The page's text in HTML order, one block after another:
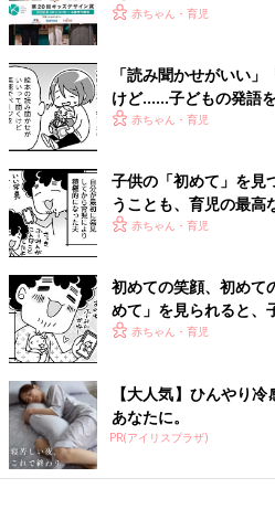
代の子育てを具体的に楽しいも
している。著書に『保育士おと
い子育て」』(PHP研究所）があ
「子育ては楽しめるようになる
子”を目指すやより、”かわいい子
い。きっと子育てが楽しくなりま
※この記事は「たまひよコラム」で
赤ちゃん・育児
「読み聞かせがいい
けど……子どもの発語
う子育て ＃64』
赤ちゃん・育児
子供の「初めて」を見
うことも、育児の最高
＃52』
赤ちゃん・育児
初めての笑顔、初め
めて」を見られると、
『ふうふう子育て ＃51
赤ちゃん・育児
【大人気】ひんやり
あなたに。
PR(アイリスプラザ)